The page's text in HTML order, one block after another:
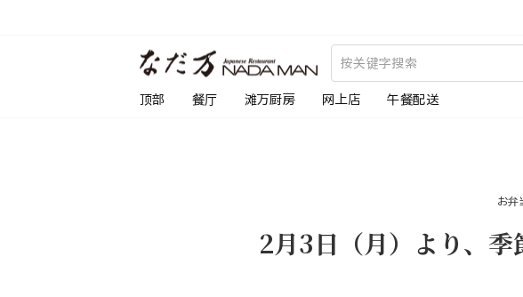
顶部 餐厅 滩万厨房 网上店 午餐配送
お弁
2月3日（月）より、